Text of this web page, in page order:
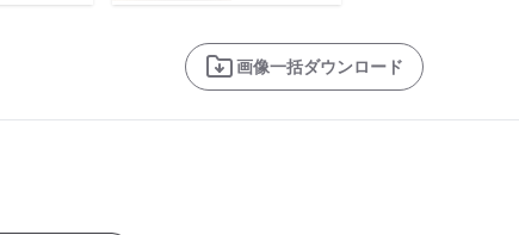
画像一括ダウンロード